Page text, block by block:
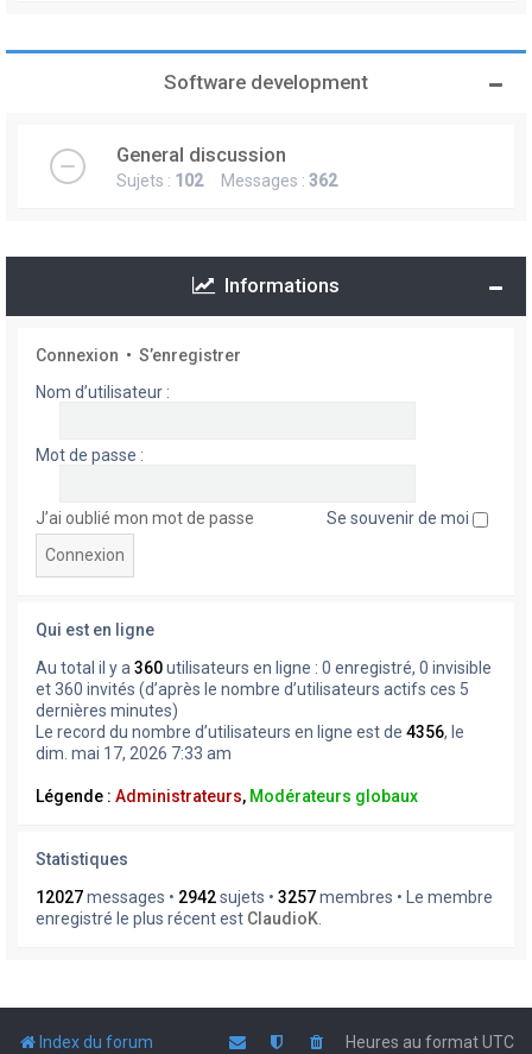
Software development
General discussion
Sujets : 102Messages : 362
Informations
Connexion • S’enregistrer
Nom d’utilisateur :
Mot de passe :
J’ai oublié mon mot de passe Se souvenir de moi
Qui est en ligne
Au total il y a 360utilisateurs en ligne : 0 enregistré, 0 invisible
et 360 invités (d’après le nombre d’utilisateurs actifs ces 5
dernières minutes)
Le record du nombre d’utilisateurs en ligne est de 4356, le
dim. mai 17, 2026 7:33 am
Légende : Administrateurs, Modérateurs globaux
Statistiques
12027messages • 2942sujets • 3257membres • Le membre
enregistré le plus récent est ClaudioK
Index du forum Heures au formatUTC